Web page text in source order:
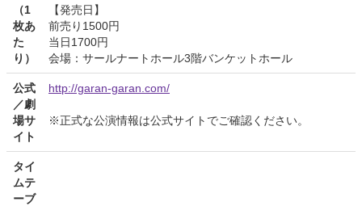
（1
枚あ
た
り）
【発売日】
前売り1500円
当日1700円
会場：サールナートホール3階バンケットホール
公式
／劇
場サ
イト
http://garan-garan.com/
※正式な公演情報は公式サイトでご確認ください。
タイ
ムテ
ーブ